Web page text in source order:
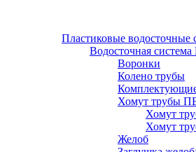
Пластиковые водосточные
Водосточная
Воронки
Колено трубы
Хомут трубы
Хомут
Хомут
Желоб